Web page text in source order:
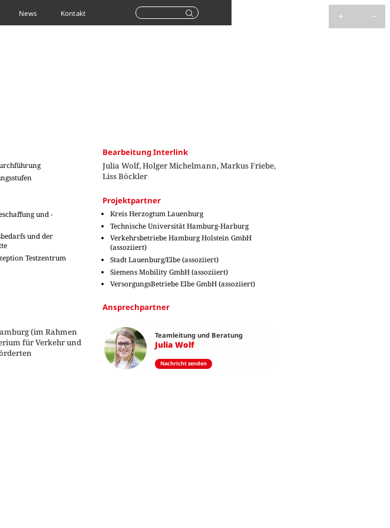
Suchen
News Kontakt
und -
und der
Testzentrum
(im Rahmen
für Verkehr und
Bearbeitung Interlink
Julia Wolf, Holger Michelmann, Markus Friebe,
Liss Böckler
Projektpartner
Kreis Herzogtum Lauenburg
Technische Universität Hamburg-Harburg
Verkehrsbetriebe Hamburg Holstein GmbH
(assoziiert)
Stadt Lauenburg/Elbe (assoziiert)
Siemens Mobility GmbH (assoziiert)
VersorgungsBetriebe Elbe GmbH (assoziiert)
Ansprechpartner
Teamleitung und Beratung
Julia Wolf
Nachricht senden